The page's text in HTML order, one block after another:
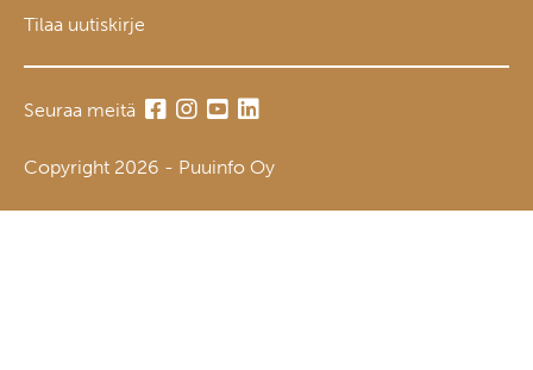
Tilaa uutiskirje
Seuraa meitä
Copyright 2026 - Puuinfo Oy